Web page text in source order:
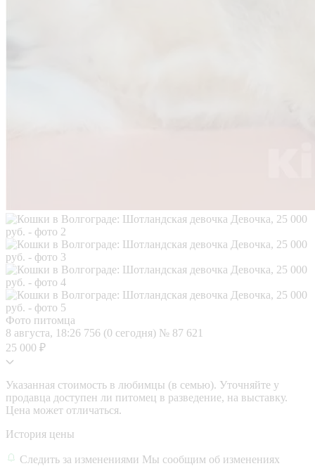
Фото питомца
8 августа, 18:26 756 (0 сегодня) № 87 621
25 000 ₽
Указанная стоимость в любимцы (в семью). Уточняйте у
продавца доступен ли питомец в разведение, на выставку.
Цена может отличаться.
История цены
Следить за изменениями Мы сообщим об изменениях